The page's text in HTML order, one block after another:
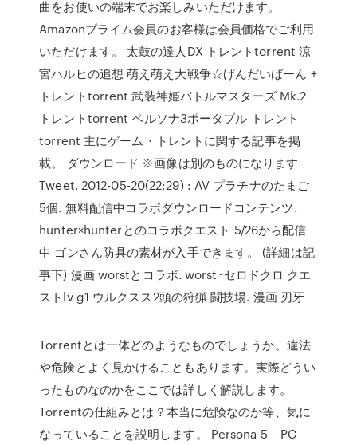
曲をお使いの端末でお楽しみいただけます。
Amazonプライム会員のお客様は会員価格でご利用
いただけます。 太鼓の達人DX トレントtorrent 涼
宮ハルヒの追想 萌え萌え大戦争☆げんだいばーん +
トレントtorrent 武装神姫バトルマスターズ Mk.2
トレントtorrent ペルソナ3ポータブル トレント
torrent 主にゲーム・トレントに関する記事を掲
載。 ダウンロード ※画像は別のものになります
Tweet. 2012-05-20(22:29) : AV プラチナのたまご
5個. 無料配信中コラボダウンロードコンテンツ.
hunter×hunterとのコラボクエスト 5/26から配信
中 ゴンさん防具の素材が入手できます。 (詳細は記
事下) 漫画 worstとコラボ. worst･セロドクロ クエ
ストlv g1 ウルクスス2頭の狩猟 闘技場. 漫画 刃牙
Torrentとは一体どのようなものでしょうか。違法
や危険とよく見かけることもあります。実際どうい
ったものなのかをここでは詳しく解説します。
Torrentの仕組みとは？本当に危険なのか等、気に
なっていることを説明します。 Persona 5 – PC